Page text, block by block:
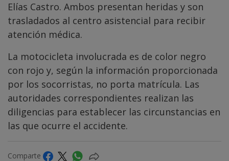
Elías Castro. Ambos presentan heridas y son
trasladados al centro asistencial para recibir
atención médica.
La motocicleta involucrada es de color negro
con rojo y, según la información proporcionada
por los socorristas, no porta matrícula. Las
autoridades correspondientes realizan las
diligencias para establecer las circunstancias en
las que ocurre el accidente.
Comparte